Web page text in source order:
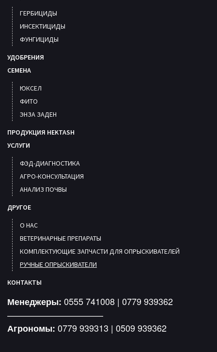
ГЕРБИЦИДЫ
ИНСЕКТИЦИДЫ
ФУНГИЦИДЫ
УДОБРЕНИЯ
СЕМЕНА
ЮКСЕЛ
ФИТО
ЭНЗА ЗАДЕН
ПРОДУКЦИЯ HEKTASH
УСЛУГИ
ФЭД-ДИАГНОСТИКА
АГРО-КОНСУЛЬТАЦИЯ
АНАЛИЗ ПОЧВЫ
ДРУГОЕ
О НАС
ВЕТЕРИНАРНЫЕ ПРЕПАРАТЫ
КОМПЛЕКТУЮЩИЕ ЗАПЧАСТИ ДЛЯ ОПРЫСКИВАТЕЛЕЙ
РУЧНЫЕ ОПРЫСКИВАТЕЛИ
КОНТАКТЫ
Менеджеры: 0555 741008 | 0779 939362
———————————
Агрономы: 0779 939313 | 0509 939362